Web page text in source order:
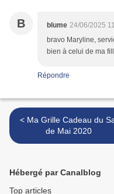
B blume 24/06/2025
bravo Maryline,
bien à celui de ma
Répondre
< Ma Grille Cadeau du Sal
de Mai 2020
Hébergé par Canalblog
Top articles